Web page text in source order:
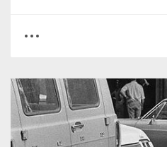
0
1818